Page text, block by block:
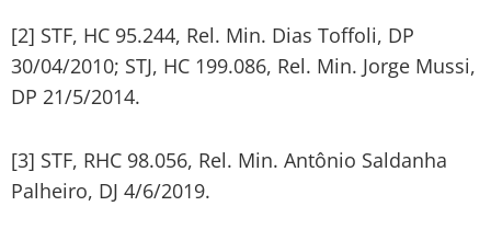
[2] STF, HC 95.244, Rel. Min. Dias Toffoli, DP
30/04/2010; STJ, HC 199.086, Rel. Min. Jorge Mussi,
DP 21/5/2014.
[3] STF, RHC 98.056, Rel. Min. Antônio Saldanha
Palheiro, DJ 4/6/2019.